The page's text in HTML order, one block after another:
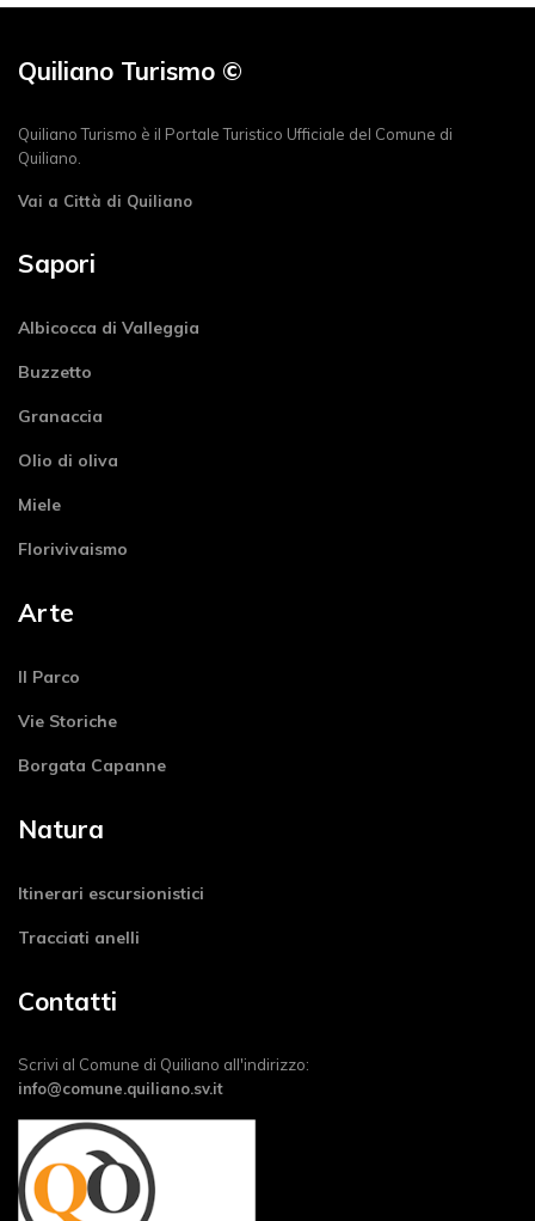
Quiliano Turismo ©
Quiliano Turismo è il Portale Turistico Ufficiale del Comune di
Quiliano.
Vai a Città di Quiliano
Sapori
Albicocca di Valleggia
Buzzetto
Granaccia
Olio di oliva
Miele
Florivivaismo
Arte
Il Parco
Vie Storiche
Borgata Capanne
Natura
Itinerari escursionistici
Tracciati anelli
Contatti
Scrivi al Comune di Quiliano all'indirizzo:
info@comune.quiliano.sv.it